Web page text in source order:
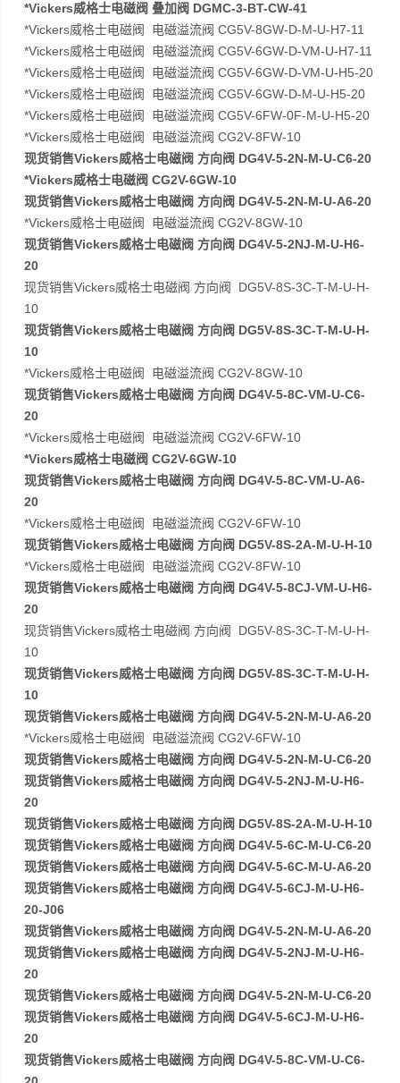
*Vickers威格士电磁阀 叠加阀 DGMC-3-BT-CW-41
*Vickers威格士电磁阀 电磁溢流阀 CG5V-8GW-D-M-U-H7-11
*Vickers威格士电磁阀 电磁溢流阀 CG5V-6GW-D-VM-U-H7-11
*Vickers威格士电磁阀 电磁溢流阀 CG5V-6GW-D-VM-U-H5-20
*Vickers威格士电磁阀 电磁溢流阀 CG5V-6GW-D-M-U-H5-20
*Vickers威格士电磁阀 电磁溢流阀 CG5V-6FW-0F-M-U-H5-20
*Vickers威格士电磁阀 电磁溢流阀 CG2V-8FW-10
现货销售Vickers威格士电磁阀 方向阀 DG4V-5-2N-M-U-C6-20
*Vickers威格士电磁阀 CG2V-6GW-10
现货销售Vickers威格士电磁阀 方向阀 DG4V-5-2N-M-U-A6-20
*Vickers威格士电磁阀 电磁溢流阀 CG2V-8GW-10
现货销售Vickers威格士电磁阀 方向阀 DG4V-5-2NJ-M-U-H6-
20
现货销售Vickers威格士电磁阀 方向阀 DG5V-8S-3C-T-M-U-H-
10
现货销售Vickers威格士电磁阀 方向阀 DG5V-8S-3C-T-M-U-H-
10
*Vickers威格士电磁阀 电磁溢流阀 CG2V-8GW-10
现货销售Vickers威格士电磁阀 方向阀 DG4V-5-8C-VM-U-C6-
20
*Vickers威格士电磁阀 电磁溢流阀 CG2V-6FW-10
*Vickers威格士电磁阀 CG2V-6GW-10
现货销售Vickers威格士电磁阀 方向阀 DG4V-5-8C-VM-U-A6-
20
*Vickers威格士电磁阀 电磁溢流阀 CG2V-6FW-10
现货销售Vickers威格士电磁阀 方向阀 DG5V-8S-2A-M-U-H-10
*Vickers威格士电磁阀 电磁溢流阀 CG2V-8FW-10
现货销售Vickers威格士电磁阀 方向阀 DG4V-5-8CJ-VM-U-H6-
20
现货销售Vickers威格士电磁阀 方向阀 DG5V-8S-3C-T-M-U-H-
10
现货销售Vickers威格士电磁阀 方向阀 DG5V-8S-3C-T-M-U-H-
10
现货销售Vickers威格士电磁阀 方向阀 DG4V-5-2N-M-U-A6-20
*Vickers威格士电磁阀 电磁溢流阀 CG2V-6FW-10
现货销售Vickers威格士电磁阀 方向阀 DG4V-5-2N-M-U-C6-20
现货销售Vickers威格士电磁阀 方向阀 DG4V-5-2NJ-M-U-H6-
20
现货销售Vickers威格士电磁阀 方向阀 DG5V-8S-2A-M-U-H-10
现货销售Vickers威格士电磁阀 方向阀 DG4V-5-6C-M-U-C6-20
现货销售Vickers威格士电磁阀 方向阀 DG4V-5-6C-M-U-A6-20
现货销售Vickers威格士电磁阀 方向阀 DG4V-5-6CJ-M-U-H6-
20-J06
现货销售Vickers威格士电磁阀 方向阀 DG4V-5-2N-M-U-A6-20
现货销售Vickers威格士电磁阀 方向阀 DG4V-5-2NJ-M-U-H6-
20
现货销售Vickers威格士电磁阀 方向阀 DG4V-5-2N-M-U-C6-20
现货销售Vickers威格士电磁阀 方向阀 DG4V-5-6CJ-M-U-H6-
20
现货销售Vickers威格士电磁阀 方向阀 DG4V-5-8C-VM-U-C6-